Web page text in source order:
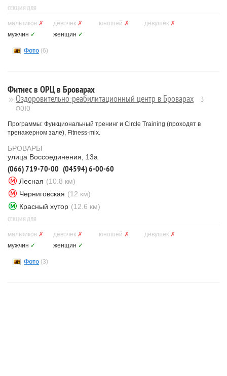
СЕКЦИЯ ДЛЯ
мальчиков ✗ девочек ✗ юношей ✗ девушек ✗
мужчин ✓ женщин ✓
Фото (6)
Фитнес в ОРЦ в Броварах
Оздоровительно-реабилитационный центр в Броварах
3
ФОТО
Программы: Функциональный тренинг и Circle Training (проходят в
тренажерном зале), Fitness-mix.
БРОВАРЫ
улица Воссоединения, 13а
(066) 719-70-00 (04594) 6-00-60
Лесная (10.8 км)
Черниговская (12 км)
Красный хутор (12.6 км)
СЕКЦИЯ ДЛЯ
мальчиков ✗ девочек ✗ юношей ✗ девушек ✗
мужчин ✓ женщин ✓
Фото (3)